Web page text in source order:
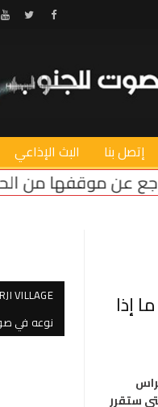
Facebook
Twitter
إتصل بنا البث الإذاعي
من الحدود البرية
إذا
ستقرر
نوعه في